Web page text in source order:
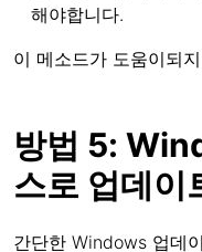
해야합니다.
이 메소드가 도움이되
방법 5:
스로 업데이
간단한 Windows 업데